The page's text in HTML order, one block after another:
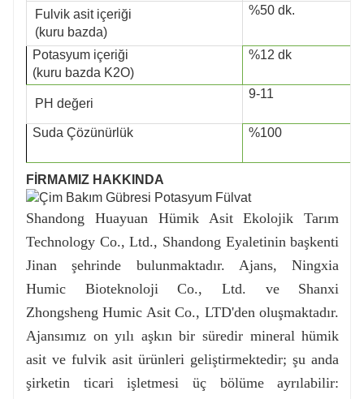
Fulvik asit içeriği
(kuru bazda)
%50 dk.
Potasyum içeriği
(kuru bazda K2O)
%12 dk
PH değeri
9-11
Suda Çözünürlük %100
FİRMAMIZ HAKKINDA
Shandong Huayuan Hümik Asit Ekolojik Tarım
Technology Co., Ltd., Shandong Eyaletinin başkenti
Jinan şehrinde bulunmaktadır. Ajans, Ningxia
Humic Bioteknoloji Co., Ltd. ve Shanxi
Zhongsheng Humic Asit Co., LTD'den oluşmaktadır.
Ajansımız on yılı aşkın bir süredir mineral hümik
asit ve fulvik asit ürünleri geliştirmektedir; şu anda
şirketin ticari işletmesi üç bölüme ayrılabilir: